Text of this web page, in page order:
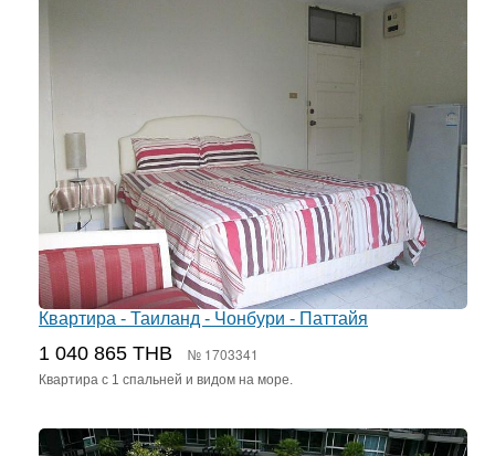
Квартира - Таиланд - Чонбури - Паттайя
1 040 865 THB № 1703341
Квартира с 1 спальней и видом на море.